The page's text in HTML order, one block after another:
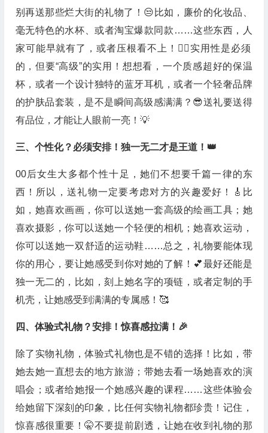
别再送那些烂大街的礼物了！😒比如，廉价的化妆品、
毫无特色的水杯、或者淘宝爆款同款……这些东西，人
家可能早就有了，或者压根看不上！🙅‍♀️实用性是必须
的，但要“高级”的实用！想想看，一个质感超好的保温
杯，或者一个设计独特的蓝牙耳机，或者一个轻奢品牌
的护肤品套装，是不是瞬间高级感满满？😎送礼要送得
有品位，才能让人眼前一亮！💡
三、个性化？必须安排！独一无二才是王道！👑
00后女生大多都个性十足，她们不想要千篇一律的东
西！所以，送礼物一定要考虑对方的兴趣爱好！🎸比
如，她喜欢画画，你可以送她一套高级的绘画工具；她
喜欢摄影，你可以送她一个轻便的相机；她喜欢运动，
你可以送她一双舒适的运动鞋……总之，礼物要能体现
你的用心，要让她感受到你对她的了解！💕最好还能是
独一无二的，比如，刻上她名字的项链，或者定制的手
机壳，让她感受到满满的专属感！🥰
四、体验式礼物？安排！惊喜感拉满！🎉
除了实物礼物，体验式礼物也是不错的选择！比如，带
她去她一直想去的地方旅游；带她去看一场她喜欢的演
唱会；或者给她报一个她感兴趣的课程……这些体验会
给她留下深刻的印象，比任何实物礼物都珍贵！记住，
惊喜感很重要！🤫不要提前剧透，让她在收到礼物的那